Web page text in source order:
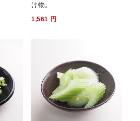
け物。
1,561 円